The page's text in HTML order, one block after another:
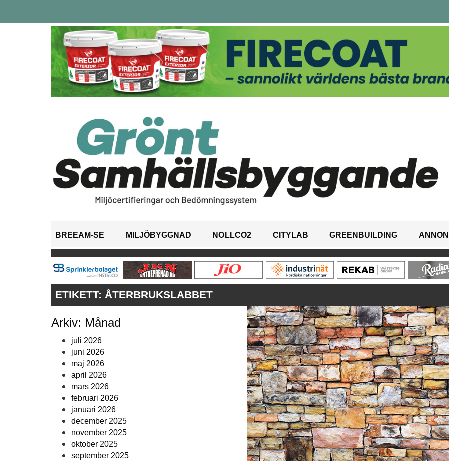
BREEAM-SE MILJÖBYGGNAD NOLLCO2 CITYLAB GREENBUILDING
ETIKETT: ÅTERBRUKSLABBET
Arkiv: Månad
juli 2026
juni 2026
maj 2026
april 2026
mars 2026
februari 2026
januari 2026
december 2025
november 2025
oktober 2025
september 2025